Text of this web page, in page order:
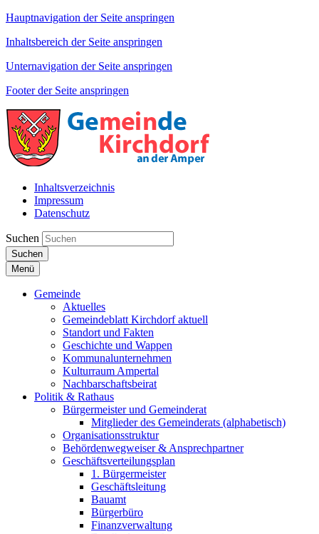
Hauptnavigation der Seite anspringen
Inhaltsbereich der Seite anspringen
Unternavigation der Seite anspringen
Footer der Seite anspringen
Inhaltsverzeichnis
Impressum
Datenschutz
Suchen
Suchen
Menü
Gemeinde
Aktuelles
Gemeindeblatt Kirchdorf aktuell
Standort und Fakten
Geschichte und Wappen
Kommunalunternehmen
Kulturraum Ampertal
Nachbarschaftsbeirat
Politik & Rathaus
Bürgermeister und Gemeinderat
Mitglieder des Gemeinderats (alphabetisch)
Organisationsstruktur
Behördenwegweiser & Ansprechpartner
Geschäftsverteilungsplan
1. Bürgermeister
Geschäftsleitung
Bauamt
Bürgerbüro
Finanzverwaltung